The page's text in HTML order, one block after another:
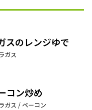
スのレンジゆで
ガス
コン炒め
ガス / ベーコン